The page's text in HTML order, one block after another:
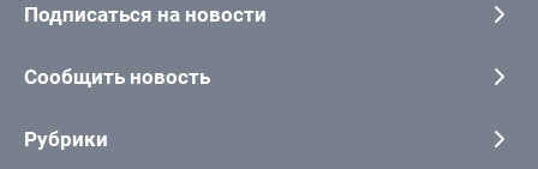
Подписаться на новости
Сообщить новость
Рубрики